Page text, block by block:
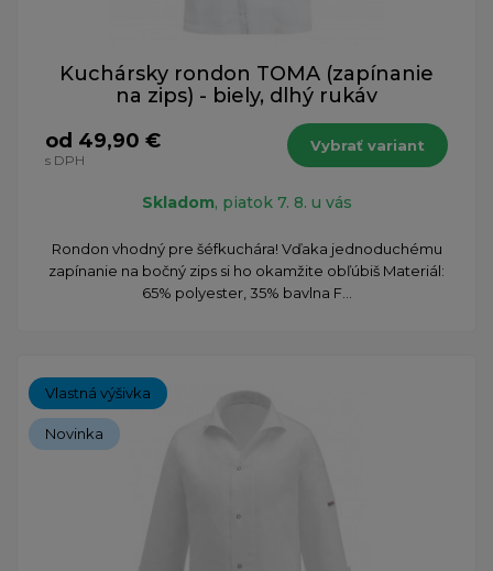
Kuchársky rondon TOMA (zapínanie
na zips) - biely, dlhý rukáv
od 49,90 €
s DPH
Vybrať variant
Skladom, piatok 7. 8. u vás
Rondon vhodný pre šéfkuchára! Vďaka jednoduchému
zapínanie na bočný zips si ho okamžite obľúbiš Materiál:
65% polyester, 35% bavlna F...
Vlastná výšivka
Novinka